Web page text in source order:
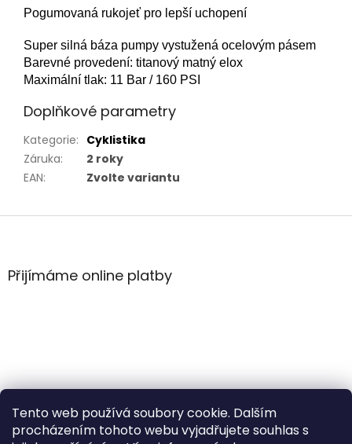
Tento web používá soubory cookie. Dalším
procházením tohoto webu vyjadřujete souhlas s
Pogumovaná rukojeť pro lepší uchopení
Super silná báza pumpy vystužená ocelovým pásem
Barevné provedení: titanový matný elox
Maximální tlak: 11 Bar / 160 PSI
Doplňkové parametry
Kategorie: Cyklistika
Záruka:
2 roky
EAN: Zvolte variantu
Z
aPřijímáme online platby